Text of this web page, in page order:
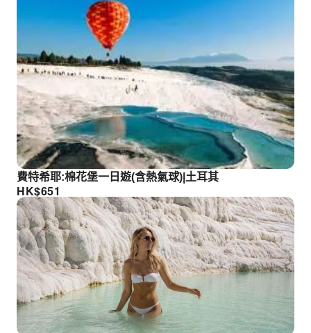
費特希耶:棉花堡一日遊(含熱氣球)|土耳其
HK$651